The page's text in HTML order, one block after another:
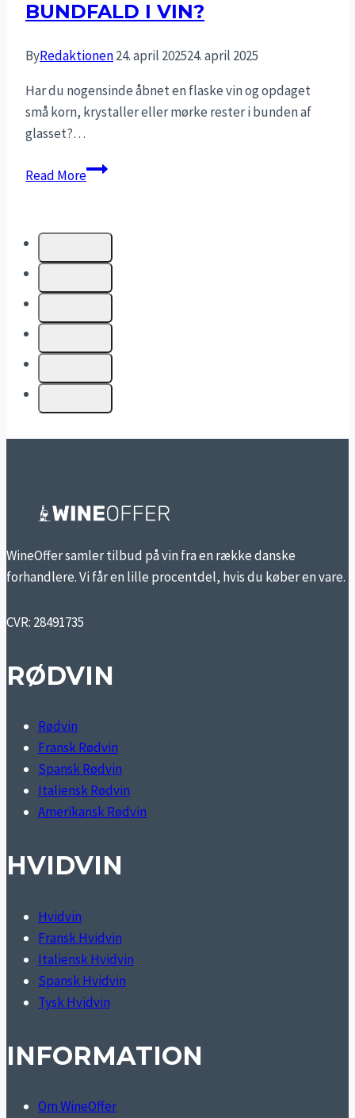
BUNDFALD I VIN?
ByRedaktionen24. april 202524. april 2025
Har du nogensinde åbnet en flaske vin og opdaget
små korn, krystaller eller mørke rester i bunden af
glasset?…
Read MoreHvorfor
bundfald
WineOffer samler tilbud på vin fra en række danske
forhandlere. Vi får en lille procentdel, hvis du køber en vare.
CVR: 28491735
RØDVIN
Rødvin
Fransk Rødvin
Spansk Rødvin
Italiensk Rødvin
Amerikansk Rødvin
HVIDVIN
Hvidvin
Fransk Hvidvin
Italiensk Hvidvin
Spansk Hvidvin
Tysk Hvidvin
INFORMATION
Om WineOffer